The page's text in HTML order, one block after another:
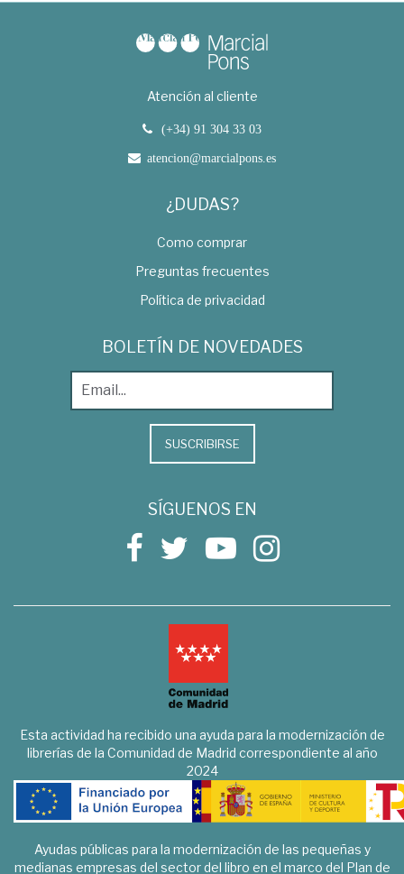
Atención al cliente
(+34) 91 304 33 03
atencion@marcialpons.es
¿DUDAS?
Como comprar
Preguntas frecuentes
Política de privacidad
BOLETÍN DE NOVEDADES
SUSCRIBIRSE
SÍGUENOS EN
Esta actividad ha recibido una ayuda para la modernización de
librerías de la Comunidad de Madrid correspondiente al año
2024
Ayudas públicas para la modernización de las pequeñas y
medianas empresas del sector del libro en el marco del Plan de